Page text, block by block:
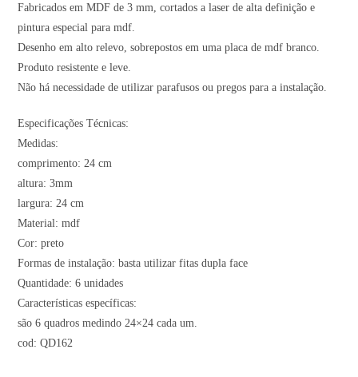
Fabricados em MDF de 3 mm, cortados a laser de alta definição e
pintura especial para mdf.
Desenho em alto relevo, sobrepostos em uma placa de mdf branco.
Produto resistente e leve.
Não há necessidade de utilizar parafusos ou pregos para a instalação.
Especificações Técnicas:
Medidas:
comprimento: 24 cm
altura: 3mm
largura: 24 cm
Material: mdf
Cor: preto
Formas de instalação: basta utilizar fitas dupla face
Quantidade: 6 unidades
Características específicas:
são 6 quadros medindo 24×24 cada um.
cod: QD162